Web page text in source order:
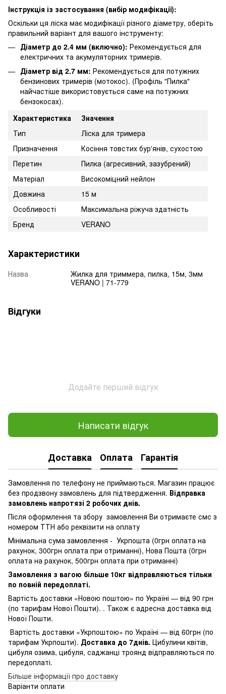
Інструкція із застосування (вибір модифікації):
Оскільки ця ліска має модифікації різного діаметру, оберіть
правильний варіант для вашого інструменту:
Діаметр до 2.4 мм (включно): Рекомендується для
електричних та акумуляторних тримерів.
Діаметр від 2.7 мм: Рекомендується для потужних
бензинових тримерів (мотокос). (Профіль "Пилка"
найчастіше використовується саме на потужних
бензокосах).
Характеристика
Значення
Тип
Ліска для тримера
Призначення
Косіння товстих бур'янів, сухостою
Перетин
Пилка (агресивний, зазубрений)
Матеріал
Високоміцний нейлон
Довжина
15 м
Особливості
Максимальна ріжуча здатність
Бренд
VERANO
Характеристики
Назва
Жилка для триммера, пилка, 15м, 3мм
VERANO | 71-779
Відгуки
Додайте перший відгук
Написати відгук
Доставка Оплата Гарантія
Замовлення по телефону не приймаються. Магазин працює
без продзвону замовлень для підтвердження. Відправка
замовлень напротязі 2 робочих днів.
Після оформлення та збору замовлення Ви отримаєте смс з
номером ТТН або реквізити на оплату
Мінімальна сума замовлення - Укрпошта (0грн оплата на
рахунок, 300грн оплата при отриманні), Нова Пошта (0грн
оплата на рахунок, 500грн оплата при отриманні)
Замовлення з вагою більше 10кг відправляються тільки
по повній передоплаті.
Вартість доставки «Новою поштою» по Україні — від 90 грн
(по тарифам Нової Пошти). . Також є адресна доставка від
Нової Пошти.
Вартість доставки «Укрпоштою» по Україні — від 60грн (по
тарифам Укрпошти). Доставка до 7днів. Цибулини квітів,
цибуля озима, цибуля, саджанці троянд відправляються по
передоплаті.
Більше інформації про доставку
Варіанти оплати